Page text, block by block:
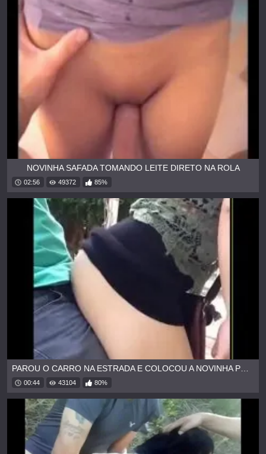
NOVINHA SAFADA TOMANDO LEITE DIRETO NA ROLA
02:56 49372 85%
PAROU O CARRO NA ESTRADA E COLOCOU A NOVINHA PRA MAMAR
00:44 43104 80%